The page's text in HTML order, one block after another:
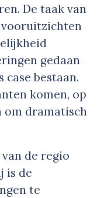
De taak van
vooruitzichten
gedaan
case bestaan.
komen, op
om dramatisch
de regio
is de
te